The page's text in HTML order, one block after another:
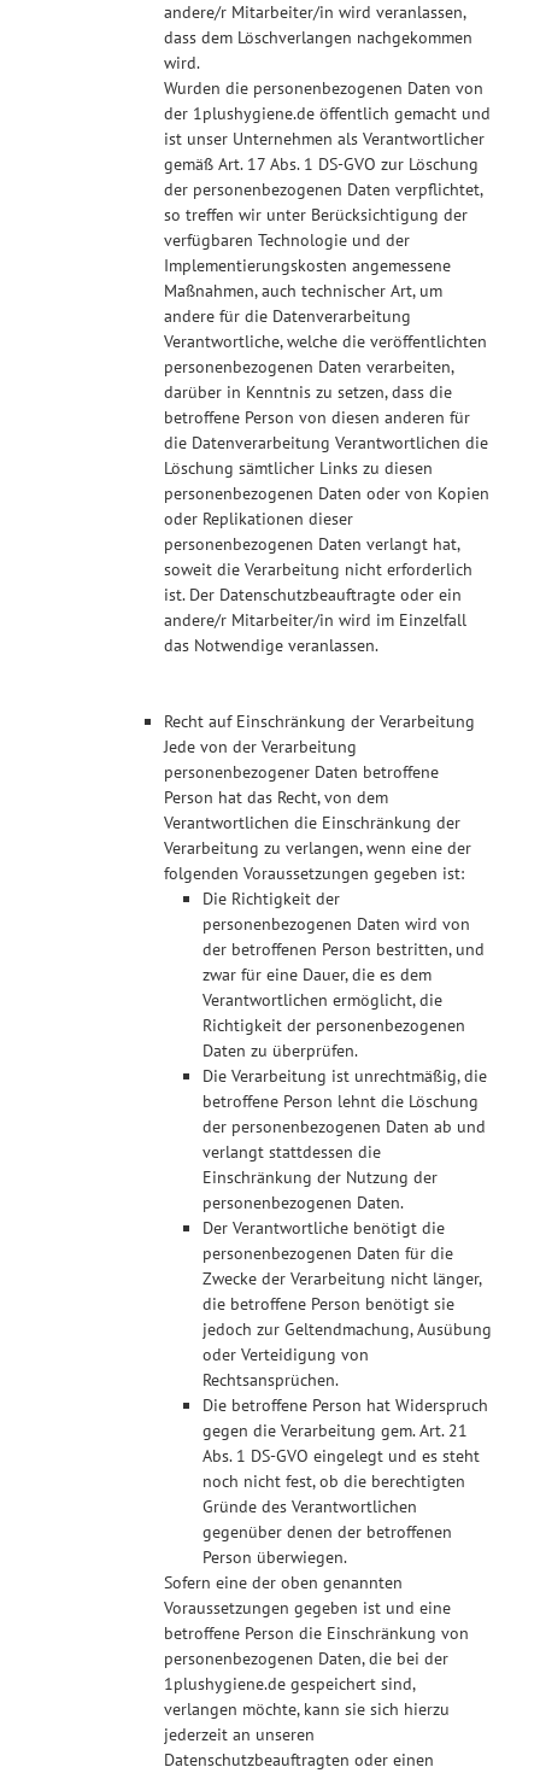
andere/r Mitarbeiter/in wird veranlassen,
dass dem Löschverlangen nachgekommen
wird.
Wurden die personenbezogenen Daten von
der 1plushygiene.de öffentlich gemacht und
ist unser Unternehmen als Verantwortlicher
gemäß Art. 17 Abs. 1 DS-GVO zur Löschung
der personenbezogenen Daten verpflichtet,
so treffen wir unter Berücksichtigung der
verfügbaren Technologie und der
Implementierungskosten angemessene
Maßnahmen, auch technischer Art, um
andere für die Datenverarbeitung
Verantwortliche, welche die veröffentlichten
personenbezogenen Daten verarbeiten,
darüber in Kenntnis zu setzen, dass die
betroffene Person von diesen anderen für
die Datenverarbeitung Verantwortlichen die
Löschung sämtlicher Links zu diesen
personenbezogenen Daten oder von Kopien
oder Replikationen dieser
personenbezogenen Daten verlangt hat,
soweit die Verarbeitung nicht erforderlich
ist. Der Datenschutzbeauftragte oder ein
andere/r Mitarbeiter/in wird im Einzelfall
das Notwendige veranlassen.
Recht auf Einschränkung der Verarbeitung
Jede von der Verarbeitung
personenbezogener Daten betroffene
Person hat das Recht, von dem
Verantwortlichen die Einschränkung der
Verarbeitung zu verlangen, wenn eine der
folgenden Voraussetzungen gegeben ist:
Die Richtigkeit der
personenbezogenen Daten wird von
der betroffenen Person bestritten, und
zwar für eine Dauer, die es dem
Verantwortlichen ermöglicht, die
Richtigkeit der personenbezogenen
Daten zu überprüfen.
Die Verarbeitung ist unrechtmäßig, die
betroffene Person lehnt die Löschung
der personenbezogenen Daten ab und
verlangt stattdessen die
Einschränkung der Nutzung der
personenbezogenen Daten.
Der Verantwortliche benötigt die
personenbezogenen Daten für die
Zwecke der Verarbeitung nicht länger,
die betroffene Person benötigt sie
jedoch zur Geltendmachung, Ausübung
oder Verteidigung von
Rechtsansprüchen.
Die betroffene Person hat Widerspruch
gegen die Verarbeitung gem. Art. 21
Abs. 1 DS-GVO eingelegt und es steht
noch nicht fest, ob die berechtigten
Gründe des Verantwortlichen
gegenüber denen der betroffenen
Person überwiegen.
Sofern eine der oben genannten
Voraussetzungen gegeben ist und eine
betroffene Person die Einschränkung von
personenbezogenen Daten, die bei der
1plushygiene.de gespeichert sind,
verlangen möchte, kann sie sich hierzu
jederzeit an unseren
Datenschutzbeauftragten oder einen